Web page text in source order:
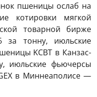
пшеницы ослаб на
котировки мягкой
товарной бирже
за тонну, июльские
KCBT в Канзас-
июльские фьючерсы
в Миннеаполисе —